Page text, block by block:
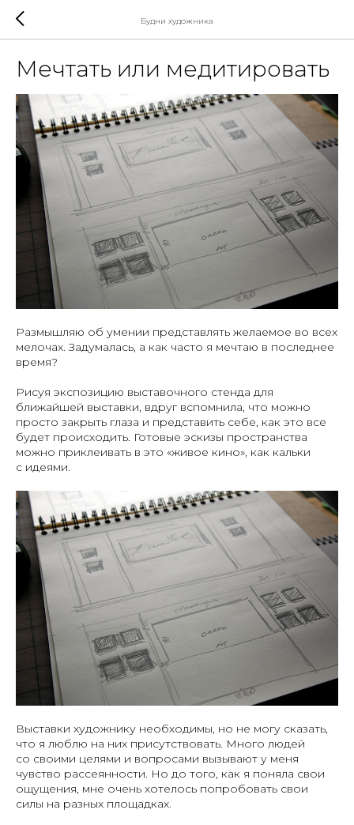
Будни художника
Мечтать или медитировать
Размышляю об умении представлять желаемое во всех
мелочах. Задумалась, а как часто я мечтаю в последнее
время?
Рисуя экспозицию выставочного стенда для
ближайшей выставки, вдруг вспомнила, что можно
просто закрыть глаза и представить себе, как это все
будет происходить. Готовые эскизы пространства
можно приклеивать в это «живое кино», как кальки
с идеями.
Выставки художнику необходимы, но не могу сказать,
что я люблю на них присутствовать. Много людей
со своими целями и вопросами вызывают у меня
чувство рассеянности. Но до того, как я поняла свои
ощущения, мне очень хотелось попробовать свои
силы на разных площадках.